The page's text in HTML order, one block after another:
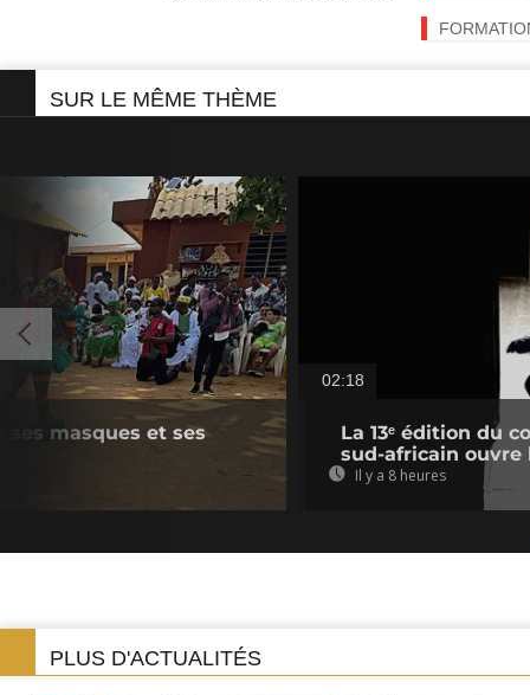
SUR LE MÊME THÈME
ses masques et ses
02:18
La 13ᵉ édition du
sud-africain ouvre
Il y a 8 heures
PLUS D'ACTUALITÉS